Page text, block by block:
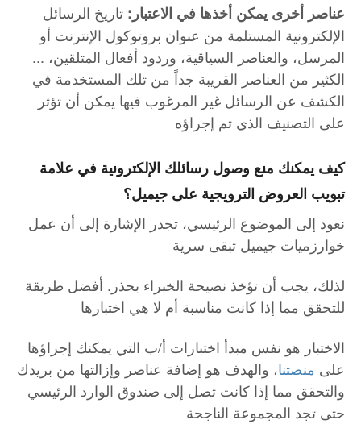
عناصر أخرى يمكن أخذها في الاعتبار: تاريخ الرسائل
الإلكترونية المستلمة من عنوان بروتوكول الإنترنت أو
المرسل، والعناصر السياقية، وردود أفعال المتلقين، ...
الكثير من العناصر القريبة جداً من تلك المستخدمة في
الكشف عن الرسائل غير المرغوب فيها يمكن أن تؤثر
على التصنيف الذي تم إجراؤه
كيف يمكنك منع وصول رسائلك الإلكترونية في علامة
تبويب العروض الترويجية على جيميل؟
نعود إلى الموضوع الرئيسي، تجدر الإشارة إلى أن عمل
خوارزميات جيميل تبقى سرية
لذلك، يجب أن تؤخذ نصيحة الخبراء بحذر. أفضل طريقة
للتحقق مما إذا كانت مناسبة أم لا هي اختبارها
الاختبار هو نفس مبدأ اختبارات أ/ب التي يمكنك إجراؤها
على منصتنا، والهدف هو إضافة عناصر وإزالتها من بريدك
والتحقق مما إذا كانت تصل إلى صندوق الوارد الرئيسي
حتى تجد المجموعة الناجحة